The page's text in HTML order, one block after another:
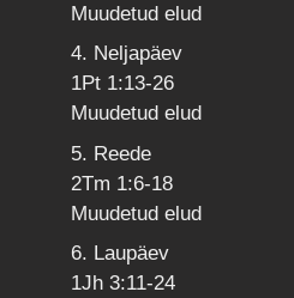
Muudetud elud
4. Neljapäev
1Pt 1:13-26
Muudetud elud
5. Reede
2Tm 1:6-18
Muudetud elud
6. Laupäev
1Jh 3:11-24